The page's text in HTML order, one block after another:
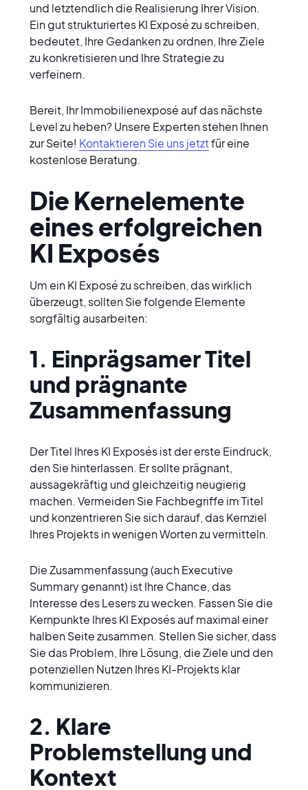
und letztendlich die Realisierung Ihrer Vision.
Ein gut strukturiertes KI Exposé zu schreiben,
bedeutet, Ihre Gedanken zu ordnen, Ihre Ziele
zu konkretisieren und Ihre Strategie zu
verfeinern.
Bereit, Ihr Immobilienexposé auf das nächste
Level zu heben? Unsere Experten stehen Ihnen
zur Seite! Kontaktieren Sie uns jetzt für eine
kostenlose Beratung.
Die Kernelemente
eines erfolgreichen
KI Exposés
Um ein KI Exposé zu schreiben, das wirklich
überzeugt, sollten Sie folgende Elemente
sorgfältig ausarbeiten:
1. Einprägsamer Titel
und prägnante
Zusammenfassung
Der Titel Ihres KI Exposés ist der erste Eindruck,
den Sie hinterlassen. Er sollte prägnant,
aussagekräftig und gleichzeitig neugierig
machen. Vermeiden Sie Fachbegriffe im Titel
und konzentrieren Sie sich darauf, das Kernziel
Ihres Projekts in wenigen Worten zu vermitteln.
Die Zusammenfassung (auch Executive
Summary genannt) ist Ihre Chance, das
Interesse des Lesers zu wecken. Fassen Sie die
Kernpunkte Ihres KI Exposés auf maximal einer
halben Seite zusammen. Stellen Sie sicher, dass
Sie das Problem, Ihre Lösung, die Ziele und den
potenziellen Nutzen Ihres KI-Projekts klar
kommunizieren.
2. Klare
Problemstellung und
Kontext